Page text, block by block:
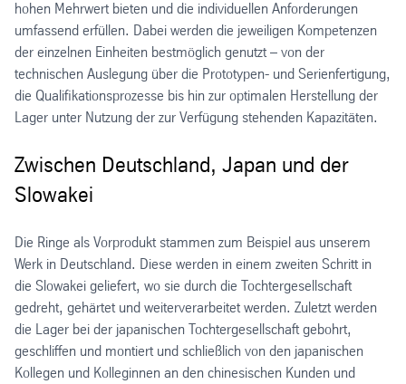
hohen Mehrwert bieten und die individuellen Anforderungen
umfassend erfüllen. Dabei werden die jeweiligen Kompetenzen
der einzelnen Einheiten bestmöglich genutzt – von der
technischen Auslegung über die Prototypen- und Serienfertigung,
die Qualifikationsprozesse bis hin zur optimalen Herstellung der
Lager unter Nutzung der zur Verfügung stehenden Kapazitäten.
Zwischen Deutschland, Japan und der
Slowakei
Die Ringe als Vorprodukt stammen zum Beispiel aus unserem
Werk in Deutschland. Diese werden in einem zweiten Schritt in
die Slowakei geliefert, wo sie durch die Tochtergesellschaft
gedreht, gehärtet und weiterverarbeitet werden. Zuletzt werden
die Lager bei der japanischen Tochtergesellschaft gebohrt,
geschliffen und montiert und schließlich von den japanischen
Kollegen und Kolleginnen an den chinesischen Kunden und